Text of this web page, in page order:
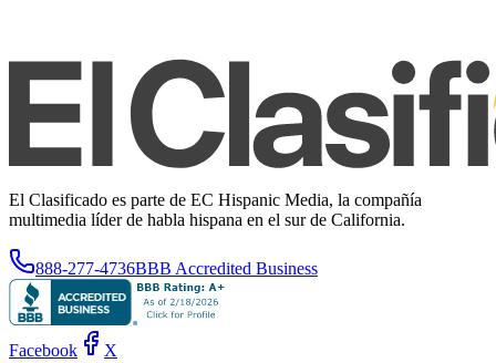
El Clasificado es parte de EC Hispanic Media, la compañía
multimedia líder de habla hispana en el sur de California.
888-277-4736BBB Accredited Business
Facebook X